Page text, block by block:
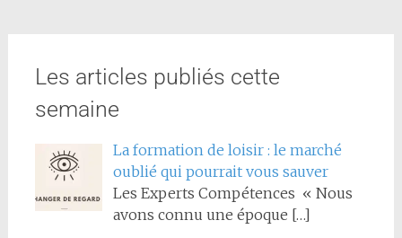
Les articles publiés cette
semaine
La formation de loisir : le marché
oublié qui pourrait vous sauver
Les Experts Compétences « Nous
avons connu une époque […]